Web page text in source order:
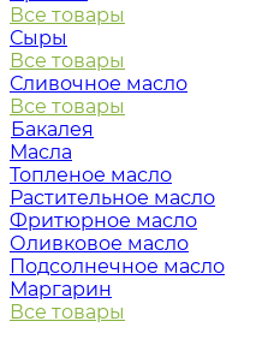
Все товары
Сыры
Все товары
Сливочное масло
Все товары
Бакалея
Масла
Топленое масло
Растительное масло
Фритюрное масло
Оливковое масло
Подсолнечное масло
Маргарин
Все товары